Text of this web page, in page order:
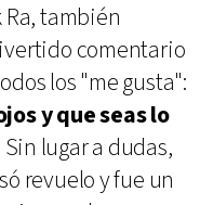
Ra, también
comentario
los "me gusta":
y que seas lo
Sin lugar a dudas,
revuelo y fue un